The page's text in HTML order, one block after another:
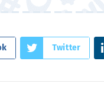
Twitter